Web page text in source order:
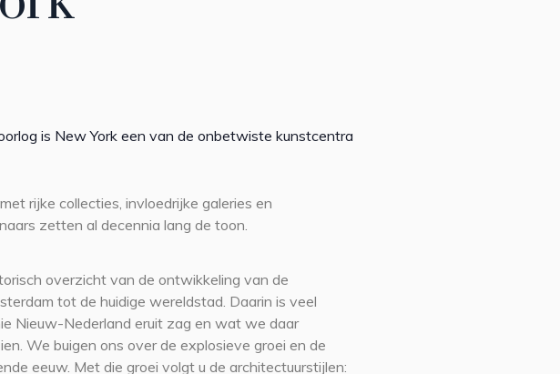
is New York een van de onbetwiste kunstcentra
rijke collecties, invloedrijke galeries en
zetten al decennia lang de toon.
overzicht van de ontwikkeling van de
tot de huidige wereldstad. Daarin is veel
Nieuw-Nederland eruit zag en wat we daar
We buigen ons over de explosieve groei en de
eeuw. Met die groei volgt u de architectuurstijlen: